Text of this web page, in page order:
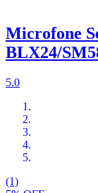
Microfone
BLX24/
5.0
(1)